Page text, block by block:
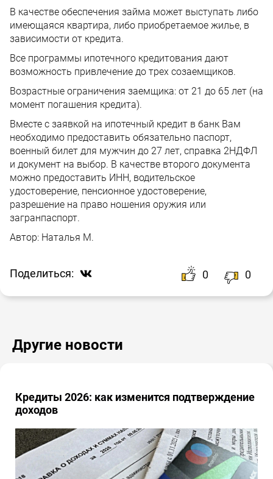
В качестве обеспечения займа может выступать либо
имеющаяся квартира, либо приобретаемое жилье, в
зависимости от кредита.
Все программы ипотечного кредитования дают
возможность привлечение до трех созаемщиков.
Возрастные ограничения заемщика: от 21 до 65 лет (на
момент погашения кредита).
Вместе с заявкой на ипотечный кредит в банк Вам
необходимо предоставить обязательно паспорт,
военный билет для мужчин до 27 лет, справка 2НДФЛ
и документ на выбор. В качестве второго документа
можно предоставить ИНН, водительское
удостоверение, пенсионное удостоверение,
разрешение на право ношения оружия или
загранпаспорт.
Автор: Наталья М.
Поделиться: 0 0
Другие новости
Кредиты 2026: как изменится подтверждение
доходов